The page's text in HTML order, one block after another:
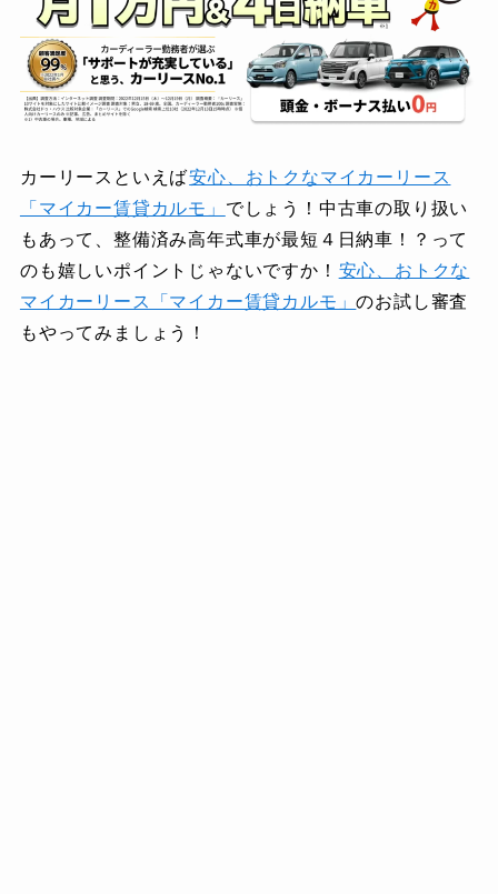
カーリースといえば安心、おトクなマイカーリース
「マイカー賃貸カルモ」 でしょう！中古車の取り扱い
もあって、整備済み高年式車が最短４日納車！？って
のも嬉しいポイントじゃないですか！ 安心、おトクな
マイカーリース「マイカー賃貸カルモ」のお試し審査
もやってみましょう！